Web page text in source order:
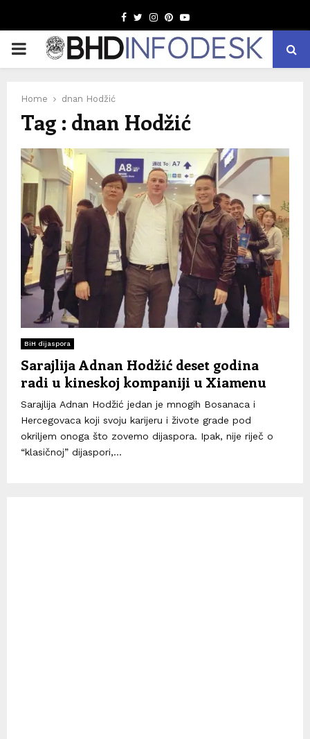
Facebook
TwitterInstagram
Pinterest
Youtube
PRIMARY
Home dnan Hodžić
Tag : dnan Hodžić
BiH dijaspora
Sarajlija Adnan Hodžić deset godina
radi u kineskoj kompaniji u Xiamenu
Sarajlija Adnan Hodžić jedan je mnogih Bosanaca i
Hercegovaca koji svoju karijeru i živote grade pod
okriljem onoga što zovemo dijaspora. Ipak, nije riječ o
“klasičnoj” dijaspori,...